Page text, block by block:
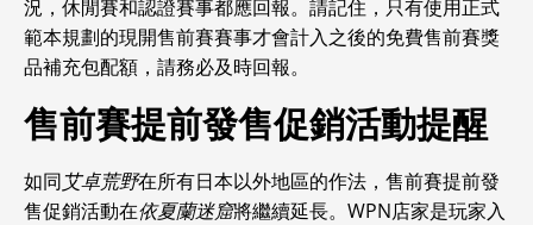
況，休閒賽和認證賽事都應回報。請記住，只有使用正式
範本規劃的現開售前賽賽事才會計入之後的免費售前賽獎
品補充包配額，請務必及時回報。
售前賽提前發售促銷活動提醒
如同艾卓荒野在所有日本以外地區的作法，售前賽提前發
售促銷活動在依夏蘭迷窟將繼續延長。WPN店家是玩家入